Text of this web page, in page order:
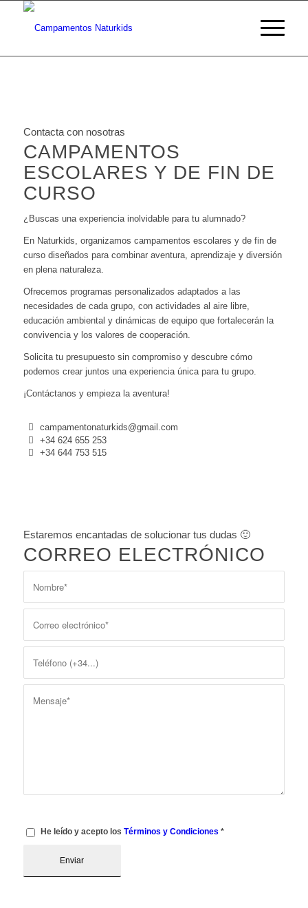
Contacta con nosotras
CAMPAMENTOS
ESCOLARES Y DE FIN DE
CURSO
¿Buscas una experiencia inolvidable para tu alumnado?
En Naturkids, organizamos campamentos escolares y de fin de
curso diseñados para combinar aventura, aprendizaje y diversión
en plena naturaleza.
Ofrecemos programas personalizados adaptados a las
necesidades de cada grupo, con actividades al aire libre,
educación ambiental y dinámicas de equipo que fortalecerán la
convivencia y los valores de cooperación.
Solicita tu presupuesto sin compromiso y descubre cómo
podemos crear juntos una experiencia única para tu grupo.
¡Contáctanos y empieza la aventura!
campamentonaturkids@gmail.com
+34 624 655 253
+34 644 753 515
Estaremos encantadas de solucionar tus dudas 🙂
CORREO ELECTRÓNICO
He leído y acepto los Términos y Condiciones *